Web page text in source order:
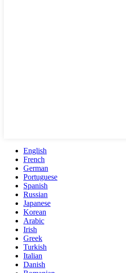
English
French
German
Portuguese
Spanish
Russian
Japanese
Korean
Arabic
Irish
Greek
Turkish
Italian
Danish